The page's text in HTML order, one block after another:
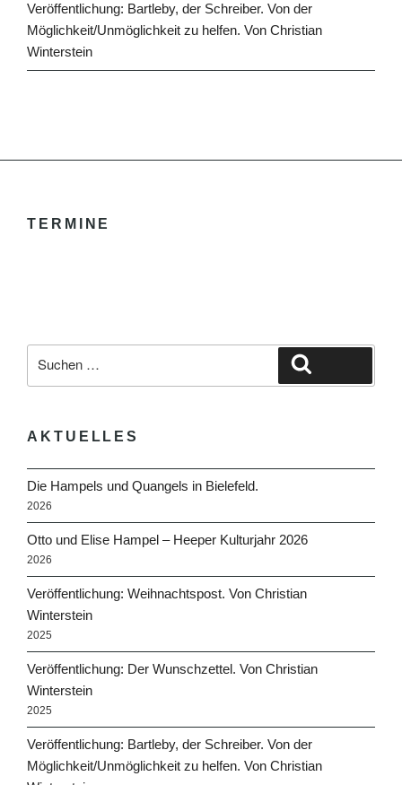
Veröffentlichung: Bartleby, der Schreiber. Von der
Möglichkeit/Unmöglichkeit zu helfen. Von Christian
Winterstein
TERMINE
AKTUELLES
Die Hampels und Quangels in Bielefeld.
2026
Otto und Elise Hampel – Heeper Kulturjahr 2026
2026
Veröffentlichung: Weihnachtspost. Von Christian
Winterstein
2025
Veröffentlichung: Der Wunschzettel. Von Christian
Winterstein
2025
Veröffentlichung: Bartleby, der Schreiber. Von der
Möglichkeit/Unmöglichkeit zu helfen. Von Christian